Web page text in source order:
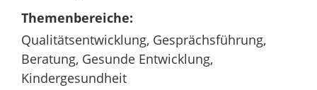
Themenbereiche:
Qualitätsentwicklung, Gesprächsführung,
Beratung, Gesunde Entwicklung,
Kindergesundheit